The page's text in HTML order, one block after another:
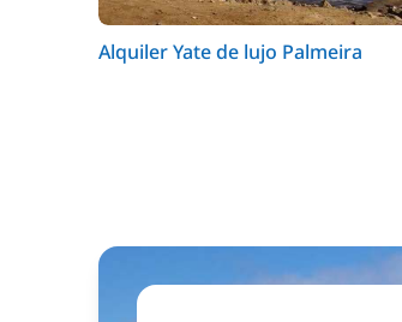
Alquiler Yate de lujo Palmeira